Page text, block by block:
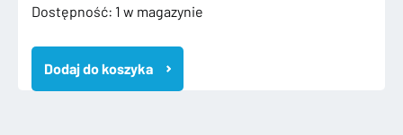
Dostępność: 1 w magazynie
ilość
A4
B9
8W
Dodaj do koszyka